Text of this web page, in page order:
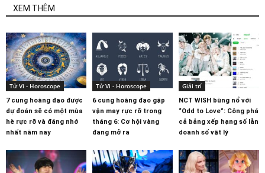
XEM THÊM
Tử Vi - Horoscope
7 cung hoàng đạo được
dự đoán sẽ có một mùa
hè rực rỡ và đáng nhớ
nhất năm nay
Tử Vi - Horoscope
6 cung hoàng đạo gặp
vận may rực rỡ trong
tháng 6: Cơ hội vàng
đang mở ra
Giải trí
NCT WISH bùng nổ với
“Odd to Love”: Công phá
cả bảng xếp hạng số lẫn
doanh số vật lý